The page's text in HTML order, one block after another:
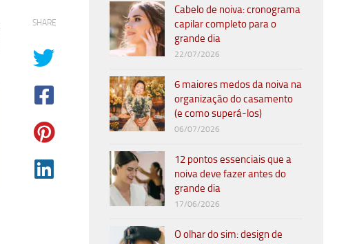
SHARE
Cabelo de noiva: cronograma
capilar completo para o
grande dia
22/07/2026
6 maiores medos da noiva na
organização do casamento
(e como superá-los)
06/07/2026
12 pontos essenciais que a
noiva deve fazer antes do
grande dia
17/06/2026
O olhar do sim: design de